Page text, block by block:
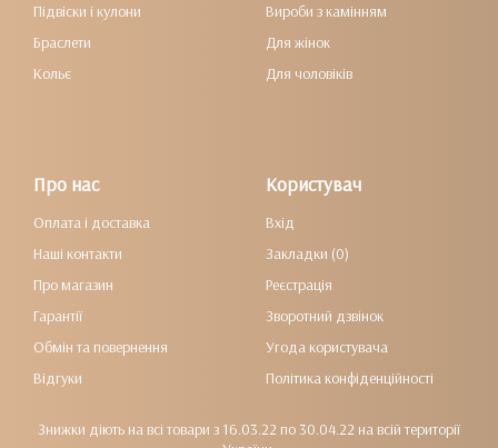
Підвіски і кулони
Браслети
Кольє
Вироби з камінням
Для жінок
Для чоловіків
Про нас
Оплата і доставка
Наші контакти
Про магазин
Гарантії
Обмін та повернення
Відгуки
Користувач
Вхід
Закладки (0)
Реєстрація
Зворотний дзвінок
Угода користувача
Політика конфіденційності
Знижки діють на всі товари з 16.03.22 по 30.04.22 на всій території